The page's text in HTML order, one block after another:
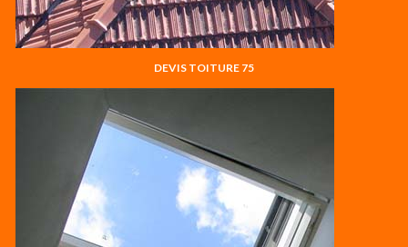
DEVIS TOITURE 75